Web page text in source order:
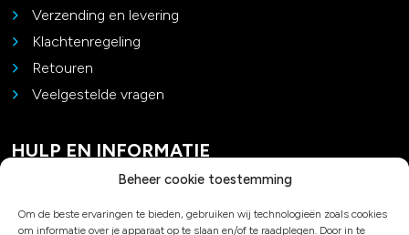
Beheer cookie toestemming
Om de beste ervaringen te bieden, gebruiken wij technologieën zoals cookies
om informatie over je apparaat op te slaan en/of te raadplegen. Door in te
Verzending en levering
Klachtenregeling
Retouren
Veelgestelde vragen
HULP EN INFORMATIE
Padel advies